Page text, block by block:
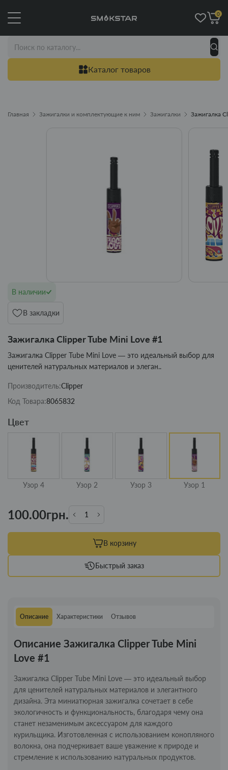
Каталог товаров
0
Главная Зажигалки и комплектующие к ним Зажигалки Зажигалка
В наличии
В закладки
Зажигалка Clipper Tube Mini Love #1
Зажигалка Clipper Tube Mini Love — это идеальный выбор для
ценителей натуральных материалов и элеган..
Производитель:Clipper
Код Товара:8065832
Цвет
Узор 4 Узор 2 Узор 3 Узор 1
100.00грн.
В корзину
Быстрый заказ
Описание Характеристики Отзывов
Описание Зажигалка Clipper Tube Mini
Love #1
Зажигалка Clipper Tube Mini Love — это идеальный выбор
для ценителей натуральных материалов и элегантного
дизайна. Эта миниатюрная зажигалка сочетает в себе
экологичность и функциональность, благодаря чему она
станет незаменимым аксессуаром для каждого
курильщика. Изготовленная с использованием конопляного
волокна, она подчеркивает ваше уважение к природе и
стремление к использованию натуральных продуктов.